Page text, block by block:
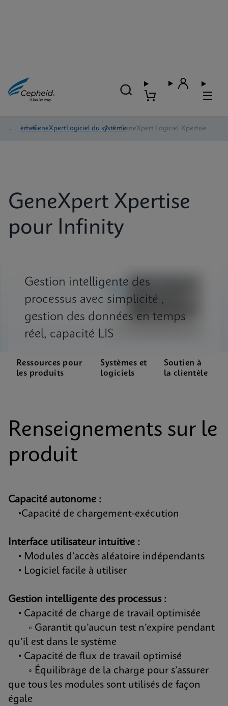
Systèmes
/ GeneXpertLogiciel du système
® / GeneXpert Logiciel Xpertise
GeneXpert Xpertise
pour Infinity
Gestion intelligente des
processus avec simplicité ,
gestion des données en temps
réel, capacité LIS
Ressources pour
les produits
Systèmes et
logiciels
Soutien à
la clientèle
Renseignements sur le
produit
Capacité autonome :
•Capacité de chargement-exécution
Interface utilisateur intuitive :
• Modules d’accès aléatoire indépendants
• Logiciel facile à utiliser
Gestion intelligente des processus :
• Capacité de charge de travail optimisée
◦ Garantit qu’aucun test n’expire pendant
qu’il est dans le système
• Capacité de flux de travail optimisé
◦ Équilibrage de la charge pour s’assurer
que tous les modules sont utilisés de façon
égale